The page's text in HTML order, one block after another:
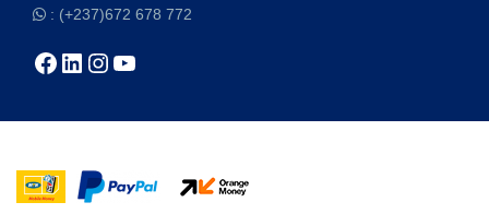
: (+237)672 678 772